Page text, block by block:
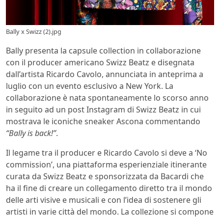
Bally x Swizz (2).jpg
Bally presenta la capsule collection in collaborazione
con il producer americano Swizz Beatz e disegnata
dall’artista Ricardo Cavolo, annunciata in anteprima a
luglio con un evento esclusivo a New York. La
collaborazione è nata spontaneamente lo scorso anno
in seguito ad un post Instagram di Swizz Beatz in cui
mostrava le iconiche sneaker Ascona commentando
“Bally is back!”.
Il legame tra il producer e Ricardo Cavolo si deve a ‘No
commission’, una piattaforma esperienziale itinerante
curata da Swizz Beatz e sponsorizzata da Bacardi che
ha il fine di creare un collegamento diretto tra il mondo
delle arti visive e musicali e con l’idea di sostenere gli
artisti in varie città del mondo. La collezione si compone